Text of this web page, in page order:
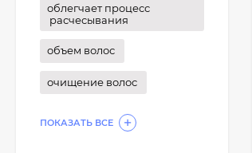
облегчает процесс
расчесывания
объем волос
очищение волос
ПОКАЗАТЬ ВСЕ